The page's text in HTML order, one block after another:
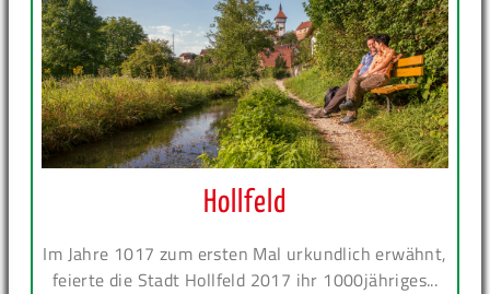
Hollfeld
Im Jahre 1017 zum ersten Mal urkundlich erwähnt,
feierte die Stadt Hollfeld 2017 ihr 1000jähriges...